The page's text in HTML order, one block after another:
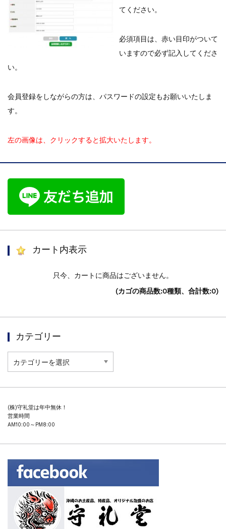
てください。
必須項目は、赤い目印がついて
いますので必ず記入してくださ
い。
会員登録をしながらの方は、パスワードの設定もお願いいたしま
す。
左の画像は、クリックすると拡大いたします。
カート内表示
只今、カートに商品はございません。
(カゴの商品数:0種類、合計数:0)
カテゴリー
テ
ゴ
(株)守礼堂は年中無休！
営業時間
AM10:00～PM8:00